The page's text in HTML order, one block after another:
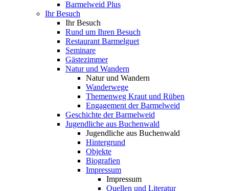
Barmelweid Plus
Ihr Besuch
Ihr Besuch
Rund um Ihren Besuch
Restaurant Barmelguet
Seminare
Gästezimmer
Natur und Wandern
Natur und Wandern
Wanderwege
Themenweg Kraut und Rüben
Engagement der Barmelweid
Geschichte der Barmelweid
Jugendliche aus Buchenwald
Jugendliche aus Buchenwald
Hintergrund
Objekte
Biografien
Impressum
Impressum
Quellen und Literatur